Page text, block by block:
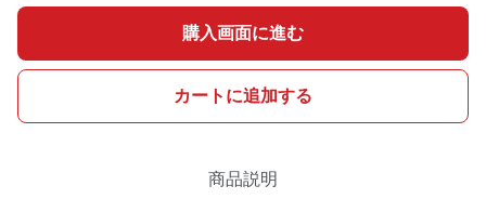
購入画面に進む
カートに追加する
商品説明